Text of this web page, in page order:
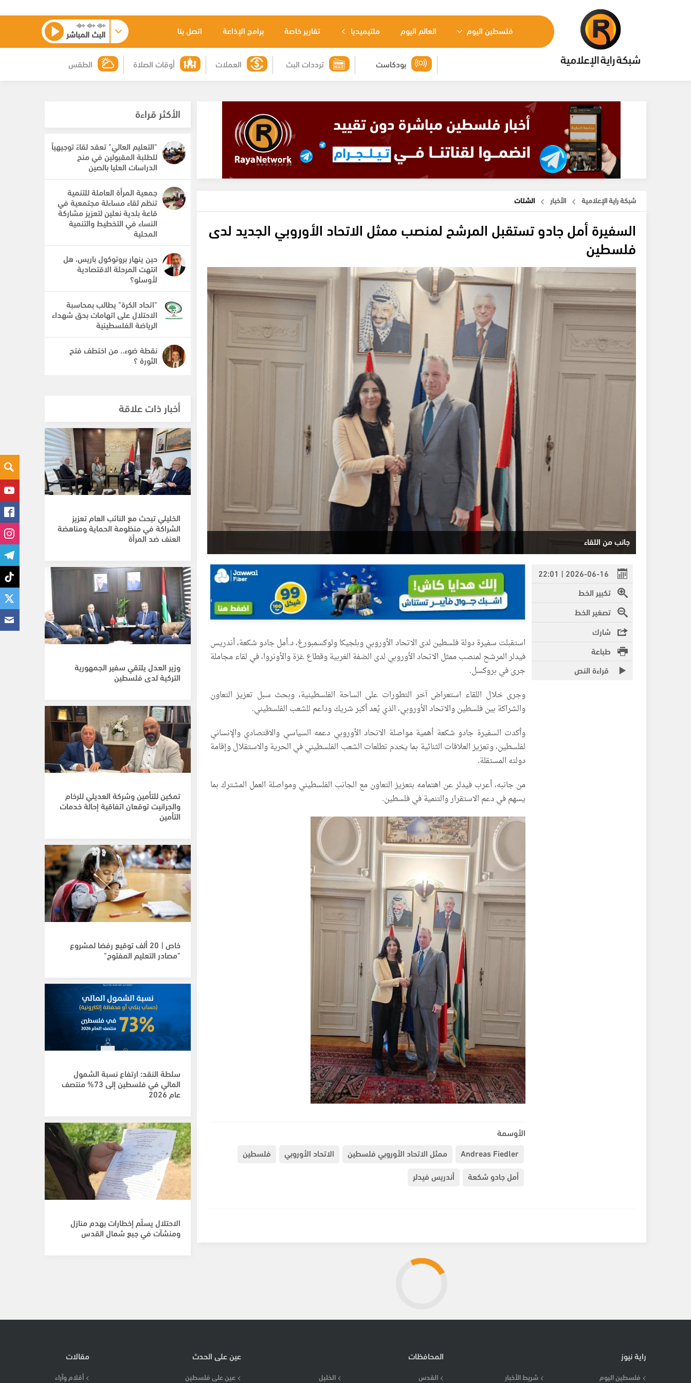
فلسطين اليوم العالم اليوم ملتيميديا تقارير خاصة برامج الإذاعة اتصل بنا البث المباشر
الطقس أوقات الصلاة العملات ترددات البث بودكاست
شبكة راية الإعلامية الأخبار الشتات
السفيرة أمل جادو تستقبل المرشح لمنصب ممثل الاتحاد الأوروبي الجديد لدى
فلسطين
جانب من اللقاء
2026-06-16 | 22:01
تكبير الخط
تصغير الخط
شارك
طباعة
قراءة النص
استقبلت سفيرة دولة فلسطين لدى الاتحاد الأوروبي وبلجيكا ولوكسمبورغ، د.أمل جادو شكعة، أندريس
فيدلر المرشح لمنصب ممثل الاتحاد الأوروبي لدى الضفة الغربية وقطاع غزة والأونروا، في لقاء مجاملة
جرى في بروكسل.
وجرى خلال اللقاء استعراض آخر التطورات على الساحة الفلسطينية، وبحث سبل تعزيز التعاون
والشراكة بين فلسطين والاتحاد الأوروبي، الذي يُعد أكبر شريك وداعم للشعب الفلسطيني.
وأكدت السفيرة جادو شكعة أهمية مواصلة الاتحاد الأوروبي دعمه السياسي والاقتصادي والإنساني
لفلسطين، وتعزيز العلاقات الثنائية بما يخدم تطلعات الشعب الفلسطيني في الحرية والاستقلال وإقامة
دولته المستقلة.
من جانبه، أعرب فيدلر عن اهتمامه بتعزيز التعاون مع الجانب الفلسطيني ومواصلة العمل المشترك بما
يسهم في دعم الاستقرار والتنمية في فلسطين.
الأوسمة
Andreas Fiedler
ممثل الاتحاد الأوروبي فلسطين الاتحاد الأوروبي
فلسطين
أمل جادو شكعة
أندريس فيدلر
الأكثر قراءة
"التعليم العالي" تعقد لقاءً توجيهياً
للطلبة المقبولين في منح
الدراسات العليا بالصين
جمعية المرأة العاملة للتنمية
تنظم لقاء مساءلة مجتمعية في
قاعة بلدية نعلين لتعزيز مشاركة
النساء في التخطيط والتنمية
المحلية
حين ينهار بروتوكول باريس، هل
انتهت المرحلة الاقتصادية
لأوسلو؟
"اتحاد الكرة" يطالب بمحاسبة
الاحتلال على اتهامات بحق شهداء
الرياضة الفلسطينية
نقطة ضوء.. من اختطف فتح
الثورة ؟
أخبار ذات علاقة
الخليلي تبحث مع النائب العام تعزيز
الشراكة في منظومة الحماية ومناهضة
العنف ضد المرأة
وزير العدل يلتقي سفير الجمهورية
التركية لدى فلسطين
تمكين للتأمين وشركة العديلي للرخام
والجرانيت توقعان اتفاقية إحالة خدمات
التأمين
خاص | 20 ألف توقيع رفضا لمشروع
"مصادر التعليم المفتوح"
سلطة النقد: ارتفاع نسبة الشمول
المالي في فلسطين إلى 73% منتصف
عام 2026
الاحتلال يسلّم إخطارات بهدم منازل
ومنشآت في جبع شمال القدس
راية نيوز
فلسطين اليوم
شريط الأخبار
المحافظات
القدس
الخليل
عين على الحدث
عين على فلسطين
مقالات
أقلام وآراء